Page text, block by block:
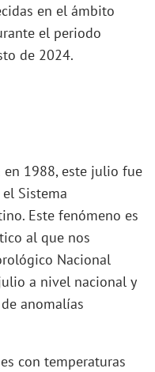
en el ámbito
el periodo
de 2024.
1988, este julio fue
Sistema
Este fenómeno es
al que nos
Nacional
a nivel nacional y
anomalías
con temperaturas